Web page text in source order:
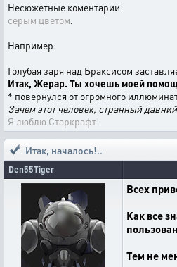
Несюжетные коментарии
серым цветом.
Например:
Голубая заря над Браксисом
Итак, Жерар. Ты хочешь моей
* повернулся от огромного
Зачем этот человек, странный
Я люблю Старкрафт!
Итак, началось!..
Den55Tiger
Всех
Как все
Тем не